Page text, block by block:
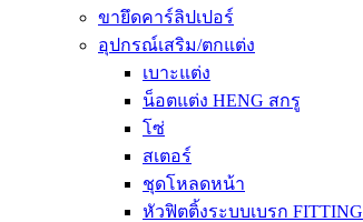
ขายึดคาร์ลิปเปอร์
อุปกรณ์เสริม/ตกแต่ง
เบาะแต่ง
น็อตแต่ง HENG สกรู
โซ่
สเตอร์
ชุดโหลดหน้า
หัวฟิตติ้งระบบเบรก FITTING